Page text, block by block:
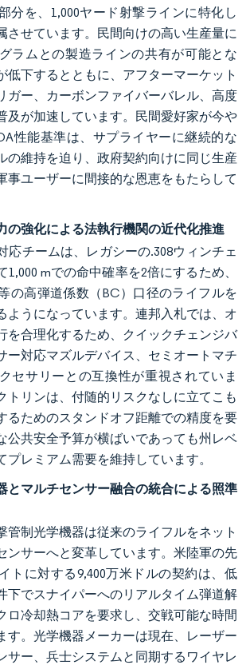
分を、1,000ヤード射撃ラインに特化し
させています。民間向けの高い生産量に
ラムとの製造ラインの共有が可能とな
低下するとともに、アフターマーケット
ガー、カーボンファイバーバレル、高度
及が加速しています。民間愛好家が今や
性能基準は、サプライヤーに継続的な
の維持を迫り、政府契約向けに同じ生産
事ユーザーに間接的な恩恵をもたらして
の強化による法執行機関の近代化推進
応チームは、レガシーの.308ウィンチェ
1,000 mでの命中確率を2倍にするため、
の高弾道係数（BC）口径のライフルを
ようになっています。連邦入札では、オ
を合理化するため、クイックチェンジバ
ー対応マズルデバイス、セミオートマチ
セサリーとの互換性が重視されていま
トリンは、付随的リスクなしに立てこも
るためのスタンドオフ距離での精度を要
公共安全予算が横ばいであっても州レベ
プレミアム需要を維持しています。
とマルチセンサー融合の統合による照準
管制光学機器は従来のライフルをネット
ンサーへと変革しています。米陸軍の先
トに対する9,400万米ドルの契約は、低
下でスナイパーへのリアルタイム弾道解
ロ冷却熱コアを要求し、交戦可能な時間
す。光学機器メーカーは現在、レーザー
サー、兵士システムと同期するワイヤレ